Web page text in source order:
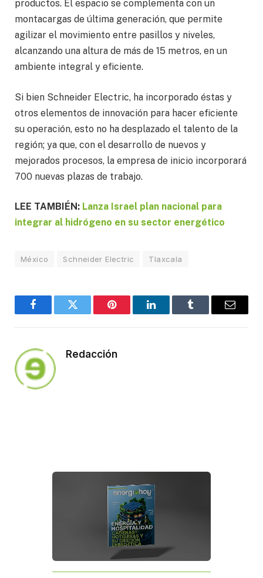
productos. El espacio se complementa con un
montacargas de última generación, que permite
agilizar el movimiento entre pasillos y niveles,
alcanzando una altura de más de 15 metros, en un
ambiente integral y eficiente.
Si bien Schneider Electric, ha incorporado éstas y
otros elementos de innovación para hacer eficiente
su operación, esto no ha desplazado el talento de la
región; ya que, con el desarrollo de nuevos y
mejorados procesos, la empresa de inicio incorporará
700 nuevas plazas de trabajo.
LEE TAMBIÉN: Lanza Israel plan nacional para
integrar al hidrógeno en su sector energético
México Schneider Electric Tlaxcala
FacebookTwitter Pinterest LinkedInTumblr Email
Redacción